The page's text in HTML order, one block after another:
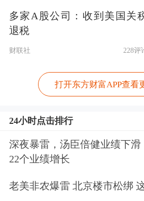
债价格走势具有很强的
程当中期现货相关度高
多机构用国债期货进行
理，避险效果非常好。
效率。国债期货价格实
用保证金交易，价格连
明，流动性相对较好，
低，可以快速反映各种市
多家A股公司：收到美国关
退税
财联社 228评
打开东方财富APP查看
24小时点击排行
深夜暴雷，汤臣倍健业绩下滑
22个业绩增长
老美非农爆雷 北京楼市松绑